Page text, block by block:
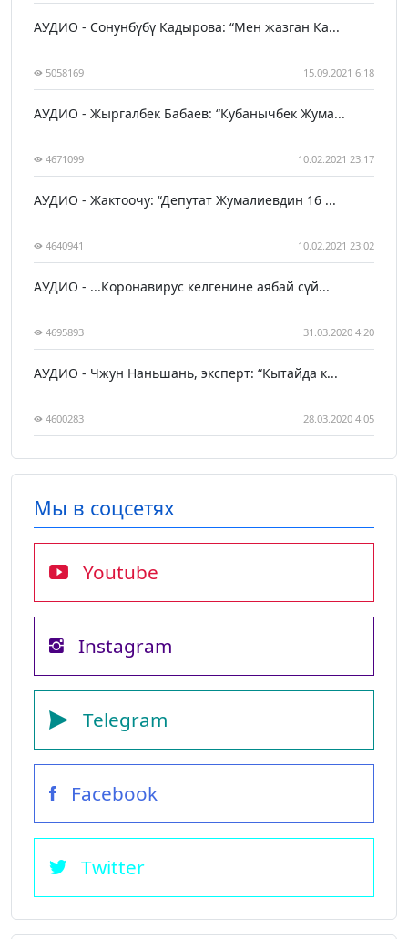
АУДИО - Сонунбүбү Кадырова: “Мен жазган Ка...
5058169 15.09.2021 6:18
АУДИО - Жыргалбек Бабаев: “Кубанычбек Жума...
4671099 10.02.2021 23:17
АУДИО - Жактоочу: “Депутат Жумалиевдин 16 ...
4640941 10.02.2021 23:02
АУДИО - ...Коронавирус келгенине аябай сүй...
4695893 31.03.2020 4:20
АУДИО - Чжун Наньшань, эксперт: “Кытайда к...
4600283 28.03.2020 4:05
Мы в соцсетях
Youtube
Instagram
Telegram
Facebook
Twitter